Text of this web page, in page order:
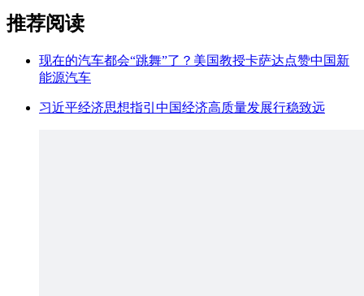
推荐阅读
现在的汽车都会“跳舞”了？美国教授卡萨达点赞中国新
能源汽车
习近平经济思想指引中国经济高质量发展行稳致远